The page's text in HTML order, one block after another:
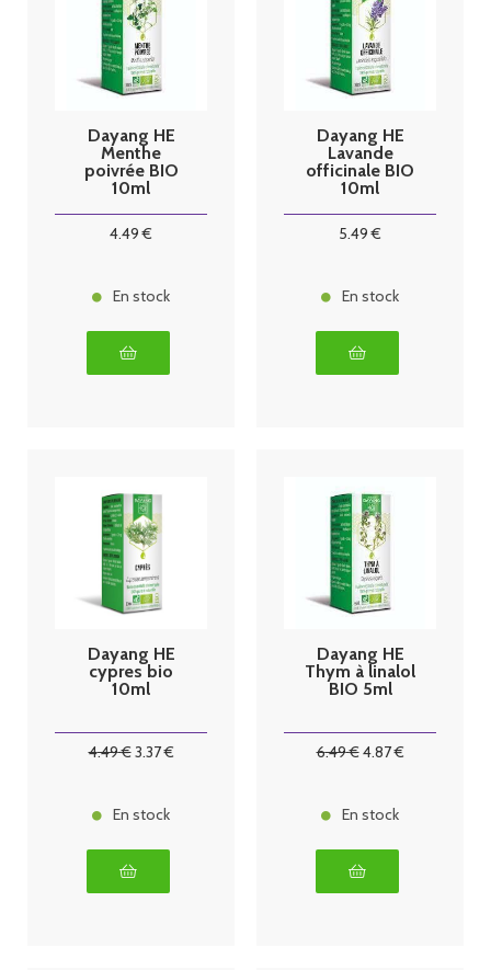
Dayang HE
Menthe
poivrée BIO
10ml
4.49 €
En stock
Dayang HE
Lavande
officinale BIO
10ml
5.49 €
En stock
Dayang HE
cypres bio
10ml
4.49€3.37€
En stock
Dayang HE
Thym à linalol
BIO 5ml
6.49€4.87€
En stock